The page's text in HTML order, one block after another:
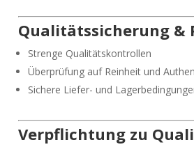
Qualitätssicherung
Strenge Qualitätskontrollen
Überprüfung auf Reinheit und
Sichere Liefer- und
Verpflichtung zu